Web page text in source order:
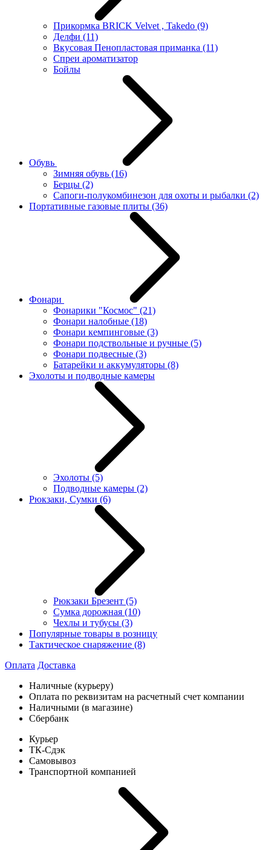
Прикормка BRICK Velvet , Takedo (9)
Делфи (11)
Вкусовая Пенопластовая приманка (11)
Спреи ароматизатор
Бойлы
Обувь
Зимняя обувь (16)
Берцы (2)
Сапоги-полукомбинезон для охоты и рыбалки (2)
Портативные газовые плиты (36)
Фонари
Фонарики "Космос" (21)
Фонари налобные (18)
Фонари кемпинговые (3)
Фонари подствольные и ручные (5)
Фонари подвесные (3)
Батарейки и аккумуляторы (8)
Эхолоты и подводные камеры
Эхолоты (5)
Подводные камеры (2)
Рюкзаки, Сумки (6)
Рюкзаки Брезент (5)
Сумка дорожная (10)
Чехлы и тубусы (3)
Популярные товары в розницу
Тактическое снаряжение (8)
Оплата Доставка
Наличные (курьеру)
Оплата по реквизитам на расчетный счет компании
Наличными (в магазине)
Сбербанк
Курьер
ТК-Сдэк
Самовывоз
Транспортной компанией